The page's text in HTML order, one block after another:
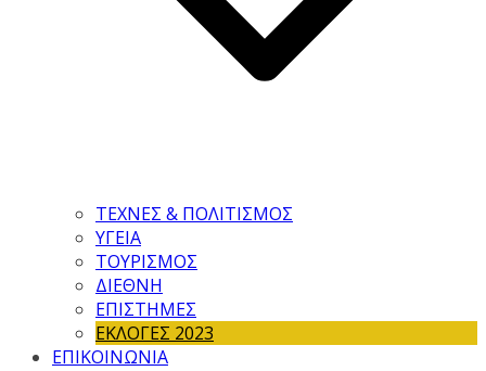
ΤΕΧΝΕΣ & ΠΟΛΙΤΙΣΜΟΣ
ΥΓΕΙΑ
ΤΟΥΡΙΣΜΟΣ
ΔΙΕΘΝΗ
ΕΠΙΣΤΗΜΕΣ
ΕΚΛΟΓΕΣ 2023
ΕΠΙΚΟΙΝΩΝΙΑ